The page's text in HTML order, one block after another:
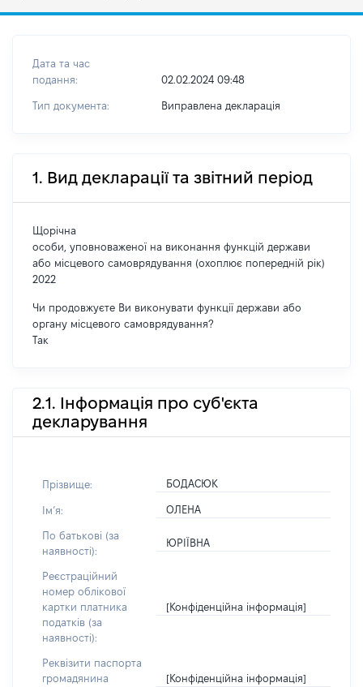
Дата та час
подання:
02.02.2024 09:48
Тип документа: Виправлена декларація
1. Вид декларації та звітний період
Щорічна
особи, уповноваженої на виконання функцій держави
або місцевого самоврядування (охоплює попередній рік)
2022
Чи продовжуєте Ви виконувати функції держави або
органу місцевого самоврядування?
Так
2.1. Інформація про суб'єкта
декларування
Прізвище: БОДАСЮК
Імʼя: ОЛЕНА
По батькові (за
наявності):
ЮРІЇВНА
Реєстраційний
номер облікової
картки платника
податків (за
наявності):
[Конфіденційна інформація]
Реквізити паспорта
громадянина
[Конфіденційна інформація]